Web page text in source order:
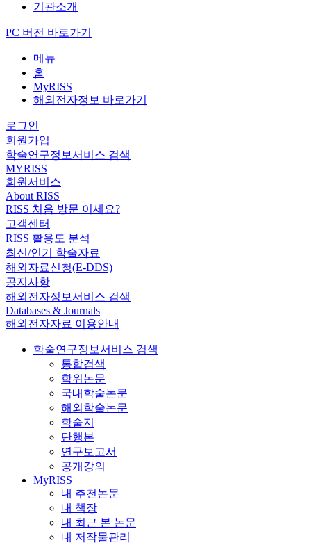
기관소개
PC 버전 바로가기
메뉴
홈
MyRISS
해외전자정보 바로가기
로그인
회원가입
학술연구정보서비스 검색
MYRISS
회원서비스
About RISS
RISS 처음 방문 이세요?
고객센터
RISS 활용도 분석
최신/인기 학술자료
해외자료신청(E-DDS)
공지사항
해외전자정보서비스 검색
Databases & Journals
해외전자자료 이용안내
학술연구정보서비스 검색
통합검색
학위논문
국내학술논문
해외학술논문
학술지
단행본
연구보고서
공개강의
MyRISS
내 추천논문
내 책장
내 최근 본 논문
내 저작물관리